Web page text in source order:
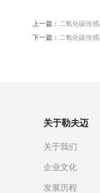
上一篇： 二氧化碳传
下一篇： 二氧化碳传
关于勒夫迈
关于我们
企业文化
发展历程